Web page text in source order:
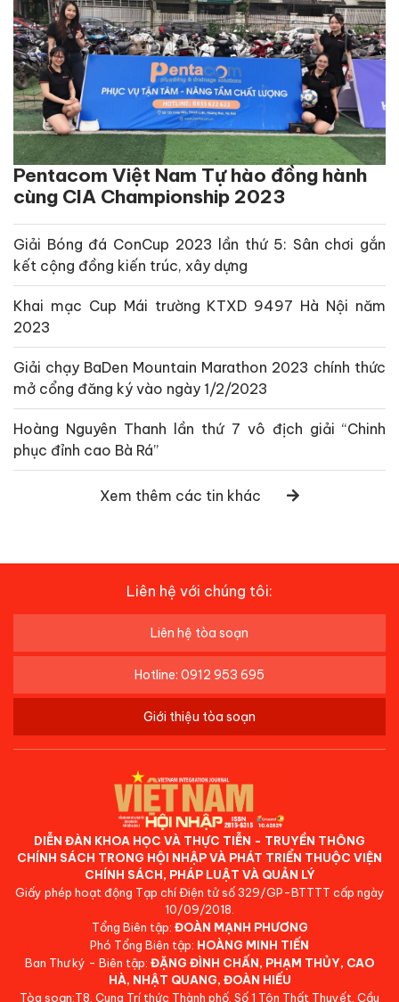
Pentacom Việt Nam Tự hào đồng hành
cùng CIA Championship 2023
Giải Bóng đá ConCup 2023 lần thứ 5: Sân chơi gắn
kết cộng đồng kiến trúc, xây dựng
Khai mạc Cup Mái trường KTXD 9497 Hà Nội năm
2023
Giải chạy BaDen Mountain Marathon 2023 chính thức
mở cổng đăng ký vào ngày 1/2/2023
Hoàng Nguyên Thanh lần thứ 7 vô địch giải “Chinh
phục đỉnh cao Bà Rá”
Xem thêm các tin khác
Liên hệ với chúng tôi:
Liên hệ tòa soạn
Hotline: 0912 953 695
Giới thiệu tòa soạn
DIỄN ĐÀN KHOA HỌC VÀ THỰC TIỄN - TRUYỀN THÔNG
CHÍNH SÁCH TRONG HỘI NHẬP VÀ PHÁT TRIỂN THUỘC VIỆN
CHÍNH SÁCH, PHÁP LUẬT VÀ QUẢN LÝ
Giấy phép hoạt động Tạp chí Điện tử số 329/GP-BTTTT cấp ngày
10/09/2018.
Tổng Biên tập: ĐOÀN MẠNH PHƯƠNG
Phó Tổng Biên tập: HOÀNG MINH TIẾN
Ban Thư ký - Biên tập: ĐẶNG ĐÌNH CHẤN, PHẠM THỦY, CAO
HÀ, NHẬT QUANG, ĐOÀN HIẾU
Tòa soạn:T8, Cung Trí thức Thành phố, Số 1 Tôn Thất Thuyết, Cầu